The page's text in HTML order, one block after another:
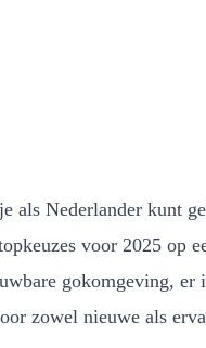
als Nederlander kunt
voor 2025 op
gokomgeving,
zowel nieuwe als